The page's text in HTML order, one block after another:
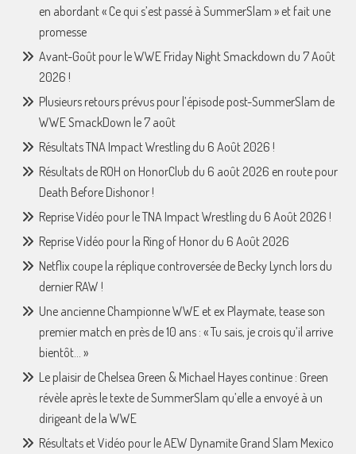
en abordant « Ce qui s’est passé à SummerSlam » et fait une
promesse
Avant-Goût pour le WWE Friday Night Smackdown du 7 Août
2026 !
Plusieurs retours prévus pour l’épisode post-SummerSlam de
WWE SmackDown le 7 août
Résultats TNA Impact Wrestling du 6 Août 2026 !
Résultats de ROH on HonorClub du 6 août 2026 en route pour
Death Before Dishonor !
Reprise Vidéo pour le TNA Impact Wrestling du 6 Août 2026 !
Reprise Vidéo pour la Ring of Honor du 6 Août 2026
Netflix coupe la réplique controversée de Becky Lynch lors du
dernier RAW !
Une ancienne Championne WWE et ex Playmate, tease son
premier match en près de 10 ans : « Tu sais, je crois qu’il arrive
bientôt… »
Le plaisir de Chelsea Green & Michael Hayes continue : Green
révèle après le texte de SummerSlam qu’elle a envoyé à un
dirigeant de la WWE
Résultats et Vidéo pour le AEW Dynamite Grand Slam Mexico